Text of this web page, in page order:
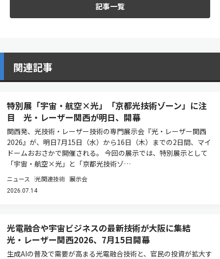
記事一覧
関連記事
特別展「宇宙・航空×光」「京都光技術ゾーン」に注
目 光・レーザー関西が明日、開幕
関西発、光技術・レーザー技術の専門展示会『光・レーザー関西
2026』が、明日7月15日（水）から16日（木）までの2日間、マイ
ドームおおさかで開催される。 今回の展示では、特別展示として
「宇宙・航空×光」と「京都光技術ゾ…
ニュース 光関連技術 展示会
2026.07.14
光電融合や宇宙ビジネスの最新技術が大阪に集結
光・レーザー関西2026、7月15日開幕
生成AIの普及で需要が高まる光電融合技術と、官民の投資が拡大す